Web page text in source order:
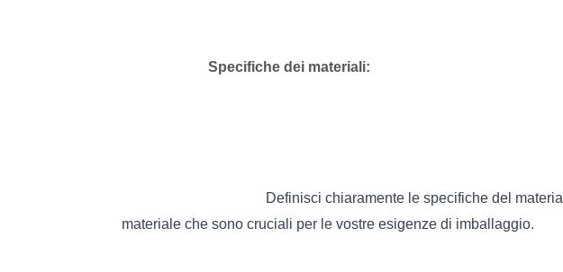
Specifiche dei materiali:
Definisci chiaramente le specifiche del
materiale che sono cruciali per le vostre esigenze di imballaggio.